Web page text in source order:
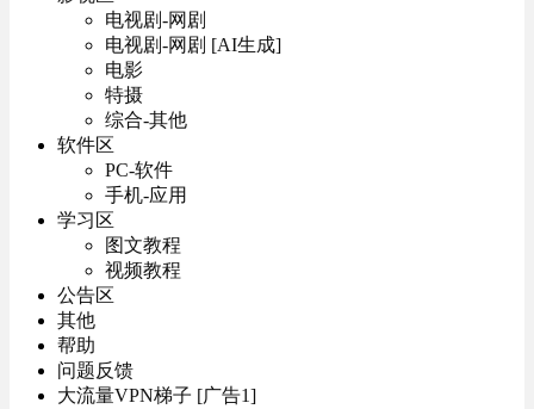
电视剧-网剧
电视剧-网剧 [AI生成]
电影
特摄
综合-其他
软件区
PC-软件
手机-应用
学习区
图文教程
视频教程
公告区
其他
帮助
问题反馈
大流量VPN梯子 [广告1]